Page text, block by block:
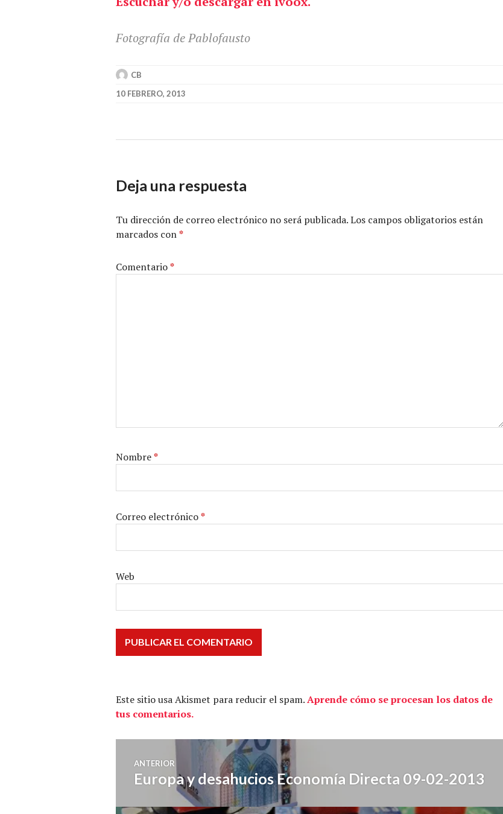
Fotografía de Pablofausto
CB
10 FEBRERO, 2013
Deja una respuesta
Tu dirección de correo electrónico no será publicada.Los campos obligatorios están
marcados con*
Comentario*
Nombre*
Correo electrónico*
Web
Este sitio usa Akismet para reducir el spam.Aprende cómo se procesan los datos de
tus comentarios.
Navegación
de
ANTERIOR
Entrada
anterior:
Europa y desahucios Economía Directa 09-02-2013